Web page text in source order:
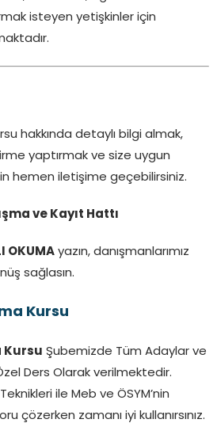
isteyen yetişkinler için
hakkında detaylı bilgi almak,
yaptırmak ve size uygun
hemen iletişime geçebilirsiniz.
ve Kayıt Hattı
OKUMA yazın, danışmanlarımız
sağlasın.
Kursu
Kursu Şubemizde Tüm Adaylar ve
Ders Olarak verilmektedir.
ile Meb ve ÖSYM’nin
çözerken zamanı iyi kullanırsınız.